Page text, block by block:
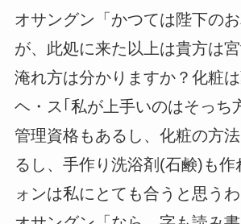
オサングン「かつては陛下の
が、此処に来た以上は貴方は
淹れ方は分かりますか？化粧は
ヘ・ス｢私が上手いのはそっち
管理資格もあるし、化粧の方
るし、手作り洗浴剤(石鹸)も作
ォンは私にとても合うと思うわ